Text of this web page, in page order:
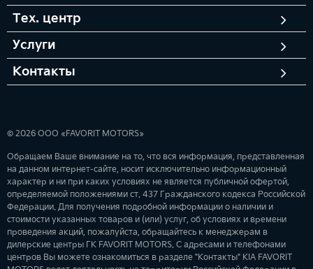
Тех. центр
Услуги
Контакты
© 2026 ООО «FAVORIT MOTORS»
Обращаем Ваше внимание на то, что вся информация, представленная
на данном интернет-сайте, носит исключительно информационный
характер и ни при каких условиях не является публичной офертой,
определяемой положениями ст. 437 Гражданского кодекса Российской
Федерации. Для получения подробной информации о наличии и
стоимости указанных товаров и (или) услуг, об условиях и времени
проведения акций, пожалуйста, обращайтесь к менеджерам в
дилерские центры ГК FAVORIT MOTORS. С адресами и телефонами
центров Вы можете ознакомиться в разделе "Контакты" KIA FAVORIT